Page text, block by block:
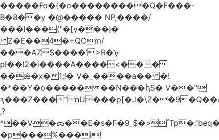
�����Fo�{�o���������Q�F���-
B�8��y �@����� NP,����/
���I���("�[y���j�
Z�E��4�+QCm/
���AZ$����'>R�ᡎ
pl��!2�i����A����<���
��ǽ�x�1;!� V�_����a�� �!
�*��Y�o����� ��N���ԧS� V��"!
ԇ���Z���
,?
*��V�ᯅ��E�s�F�ﹸ<�$_9Tp�:'beq�Mfcn�oj�n��,�>N4�S+b���p1&}&�|
�p���%���i!